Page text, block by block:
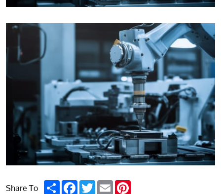
Share To ShareFacebook
TwitterEmail